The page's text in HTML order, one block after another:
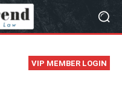
VIP MEMBER LOGIN